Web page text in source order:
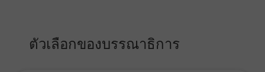
ตัวเลือกของบรรณาธิการ